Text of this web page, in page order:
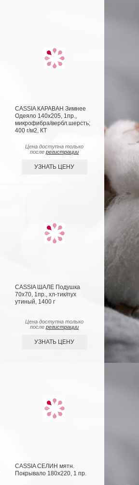
CASSIA КАРАВАН Зимнее
Одеяло 140х205, 1пр.,
микрофибра/вербл.шерсть;
400 г/м2, КТ
Цена доступна только
послерегистрации
УЗНАТЬ ЦЕНУ
CASSIA ШАЛЕ Подушка
70х70, 1пр., хл-тик/пух
утиный, 1400 г
Цена доступна только
послерегистрации
УЗНАТЬ ЦЕНУ
CASSIA СЕЛИН мятн.
Покрывало 180х220, 1 пр.